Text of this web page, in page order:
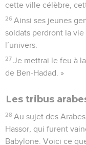
cette ville célèbre,
26 Ainsi ses jeunes
soldats perdront la
l’univers.
27 Je mettrai le feu à
de Ben-Hadad. »
Les tribus
28 Au sujet des
Hassor, qui furent
Babylone. Voici ce